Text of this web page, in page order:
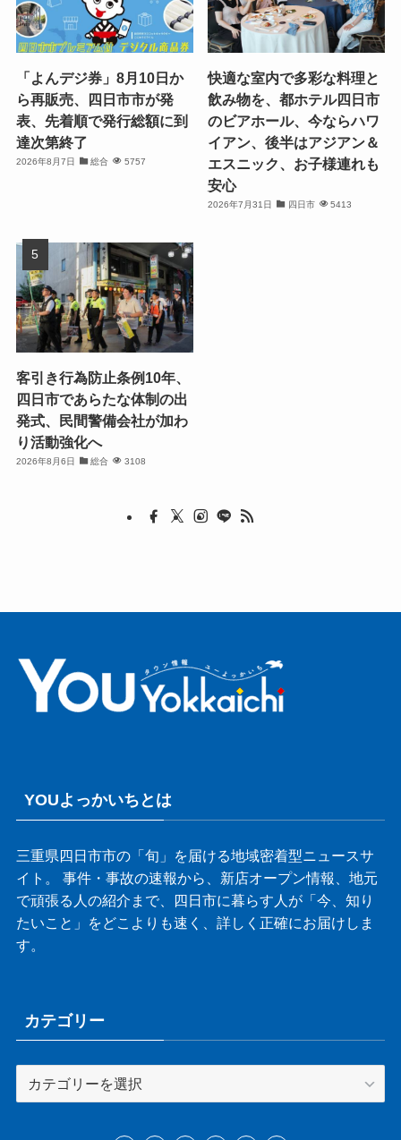
「よんデジ券」8月10日か
ら再販売、四日市市が発
表、先着順で発行総額に到
達次第終了
2026年8月7日 総合 5757
快適な室内で多彩な料理と
飲み物を、都ホテル四日市
のビアホール、今ならハワ
イアン、後半はアジアン＆
エスニック、お子様連れも
安心
2026年7月31日 四日市 5413
客引き行為防止条例10年、
四日市であらたな体制の出
発式、民間警備会社が加わ
り活動強化へ
2026年8月6日 総合 3108
YOUよっかいちとは
三重県四日市市の「旬」を届ける地域密着型ニュースサ
イト。 事件・事故の速報から、新店オープン情報、地元
で頑張る人の紹介まで、四日市に暮らす人が「今、知り
たいこと」をどこよりも速く、詳しく正確にお届けしま
す。
カテゴリー
テ